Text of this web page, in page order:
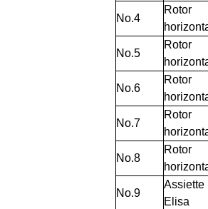
No.4
Rotor
No.5
Rotor
No.6
Rotor
No.7
Rotor
No.8
Rotor
No.9
Assiette
Elisa